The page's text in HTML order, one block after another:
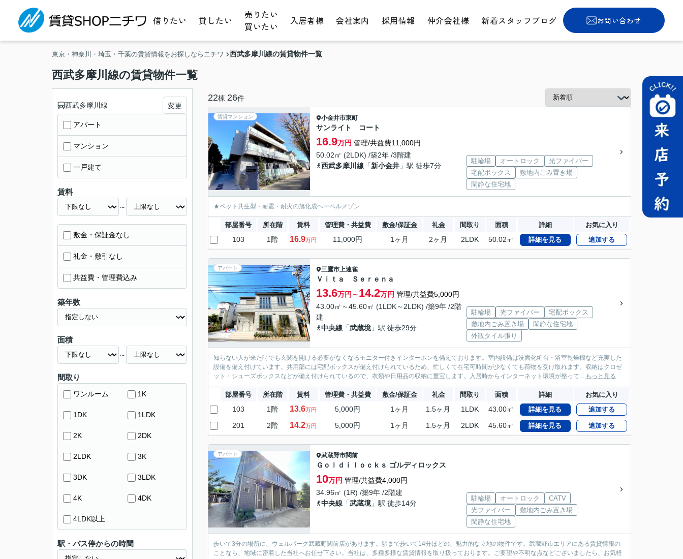
借りたい 貸したい
売りたい
買いたい
入居者様 会社案内 採用情報 仲介会社様 新着スタッフブログ お問い合わせ
東京・神奈川・埼玉・千葉の賃貸情報をお探しならニチワ 西武多摩川線の賃貸物件一覧
西武多摩川線の賃貸物件一覧
22棟 26件
賃貸マンション 小金井市東町
サンライト コート
16.9万円 管理/共益費11,000円
50.02㎡ (2LDK) /築2年 /3階建
西武多摩川線 「新小金井 」駅 徒歩7分
駐輪場 オートロック
光ファイバー
宅配ボックス
敷地内ごみ置き場
閑静な住宅地
★ペット共生型・耐震・耐火の旭化成ヘーベルメゾン
部屋番号 所在階 賃料 管理費・共益費 敷金/保証金 礼金 間取り 面積 詳細 お気に入り
103 1階 16.9万円 11,000円 1ヶ月 2ヶ月 2LDK 50.02㎡ 詳細を見る 追加する
アパート 三鷹市上連雀
Ｖｉｔａ Ｓｅｒｅｎａ
13.6万円～14.2万円 管理/共益費5,000円
43.00㎡～45.60㎡ (1LDK～2LDK) /築9年 /2階
建
中央線 「武蔵境」駅 徒歩29分
駐輪場 光ファイバー
宅配ボックス
敷地内ごみ置き場
閑静な住宅地
外観タイル張り
知らない人が来た時でも玄関を開ける必要がなくなるモニター付きインターホンを備えております。室内設備は洗面化粧台・浴室乾燥機など充実した
設備を備え付けています。共用部には宅配ボックスが備え付けられているため、忙しくて在宅可時間が少なくても荷物を受け取れます。収納はクロゼ
ット・シューズボックスなどが備え付けられているので、衣類や日用品の収納に重宝します。入居時からインターネット環境が整って... もっと見る
部屋番号 所在階 賃料 管理費・共益費 敷金/保証金 礼金 間取り 面積 詳細 お気に入り
103 1階 13.6万円 5,000円 1ヶ月 1.5ヶ月 1LDK 43.00㎡ 詳細を見る 追加する
201 2階 14.2万円 5,000円 1ヶ月 1.5ヶ月 2LDK 45.60㎡ 詳細を見る 追加する
アパート 武蔵野市関前
Ｇｏｌｄｉｌｏｃｋｓ ゴルディロックス
10万円 管理/共益費4,000円
34.96㎡ (1R) /築9年 /2階建
中央線 「武蔵境」駅 徒歩14分
駐輪場 オートロック
CATV
光ファイバー
敷地内ごみ置き場
閑静な住宅地
歩いて3分の場所に、ウェルパーク武蔵野関前店があります。駅まで歩いて14分ほどの、魅力的な立地の物件です。武蔵野市エリアにある賃貸情報の
ことなら、地域に密着した当社へお任せ下さい。当社は、多種多様な賃貸情報を取り扱っております。ご要望や不明な点などございましたら、お気軽
西武多摩川線 変更
アパート
マンション
一戸建て
賃料
～
敷金・保証金なし
礼金・敷引なし
共益費・管理費込み
築年数
面積
～
間取り
ワンルーム 1K
1DK 1LDK
2K 2DK
2LDK 3K
3DK 3LDK
4K 4DK
4LDK以上
駅・バス停からの時間